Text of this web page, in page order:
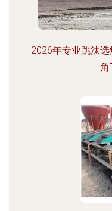
2026年专业跳汰
角